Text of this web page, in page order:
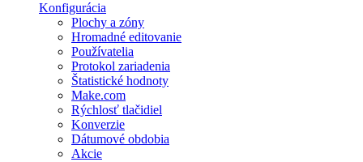
Konfigurácia
Plochy a zóny
Hromadné editovanie
Používatelia
Protokol zariadenia
Štatistické hodnoty
Make.com
Rýchlosť tlačidiel
Konverzie
Dátumové obdobia
Akcie